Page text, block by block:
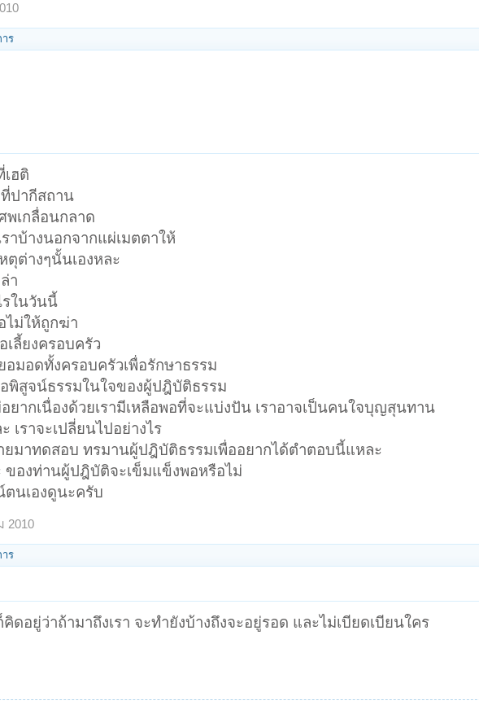
าร
ฮติ
ปากีสถาน
เกลื่อนกลาด
าบ้างนอกจากแผ่เมตตาให้
ตุต่างๆนั้นเองหละ
า
รในวันนี้
ไม่ให้ถูกฆ่า
เลี้ยงครอบครัว
มอดทั้งครอบครัวเพื่อรักษาธรรม
พิสูจน์ธรรมในใจของผู้ปฎิบัติธรรม
อยากเนื่องด้วยเรามีเหลือพอที่จะแบ่งปัน เราอาจเป็นคนใจบุญสุนทาน
เราจะเปลี่ยนไปอย่างไร
ยมาทดสอบ ทรมานผู้ปฎิบัติธรรมเพื่ออยากได้ตำตอบนี้แหละ
ของท่านผู้ปฎิบัติจะเข็มแข็งพอหรือไม่
นเองดูนะครับ
2010
าร
ดอยู่ว่าถ้ามาถึงเรา จะทำยังบ้างถึงจะอยู่รอด และไม่เบียดเบียนใคร